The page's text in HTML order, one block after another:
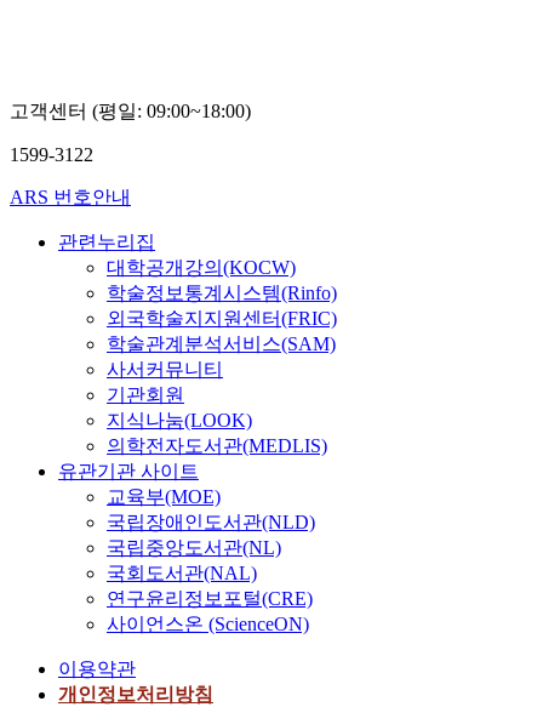
고객센터 (평일: 09:00~18:00)
1599-3122
ARS 번호안내
관련누리집
대학공개강의(KOCW)
학술정보통계시스템(Rinfo)
외국학술지지원센터(FRIC)
학술관계분석서비스(SAM)
사서커뮤니티
기관회원
지식나눔(LOOK)
의학전자도서관(MEDLIS)
유관기관 사이트
교육부(MOE)
국립장애인도서관(NLD)
국립중앙도서관(NL)
국회도서관(NAL)
연구윤리정보포털(CRE)
사이언스온 (ScienceON)
이용약관
개인정보처리방침